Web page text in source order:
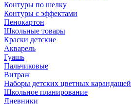
Контуры по шелку
Контуры с эффектами
Пенокартон
Школьные товары
Краски детские
Акварель
Гуашь
Пальчиковые
Витраж
Наборы детских цветных карандашей
Школьное планирование
Дневники